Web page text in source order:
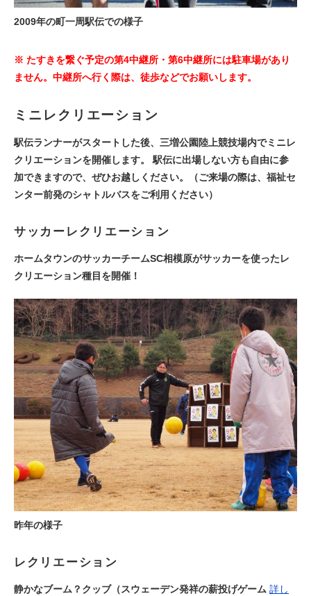
2009年の町一周駅伝での様子
※ たすきを繋ぐ予定の第4中継所・第6中継所には駐車場があり
ません。中継所へ行く際は、徒歩などでお願いします。
ミニレクリエーション
駅伝ランナーがスタートした後、三増公園陸上競技場内でミニレ
クリエーションを開催します。 駅伝に出場しない方も自由に参
加できますので、ぜひお越しください。（ご来場の際は、福祉セ
ンター前発のシャトルバスをご利用ください）
サッカーレクリエーション
ホームタウンのサッカーチームSC相模原がサッカーを使ったレ
クリエーション種目を開催！
昨年の様子
レクリエーション
静かなブーム？クッブ（スウェーデン発祥の薪投げゲーム 詳し